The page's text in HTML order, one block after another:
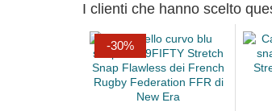
I clienti che hanno scelto
-30%